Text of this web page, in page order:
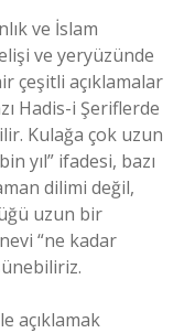
ve İslam
ve yeryüzünde
çeşitli açıklamalar
Hadis-i Şeriflerde
Kulağa çok uzun
yıl” ifadesi, bazı
dilimi değil,
uzun bir
“ne kadar
açıklamak